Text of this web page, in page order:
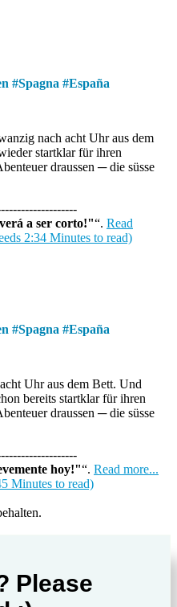
#Spagna #España
nach acht Uhr aus dem
startklar für ihren
draussen ─ die süsse
a ser corto!" . Read
2:34 Minutes to read)
#Spagna #España
Uhr aus dem Bett. Und
bereits startklar für ihren
draussen ─ die süsse
hoy!" . Read more...
Minutes to read)
Please